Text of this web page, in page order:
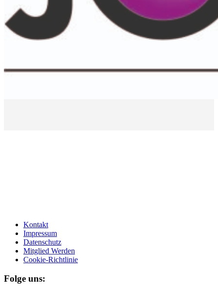
Kontakt
Impressum
Datenschutz
Mitglied Werden
Cookie-Richtlinie
Folge uns: